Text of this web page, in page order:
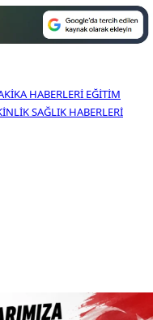
HABERLERI EĞITIM
SAĞLIK HABERLERI